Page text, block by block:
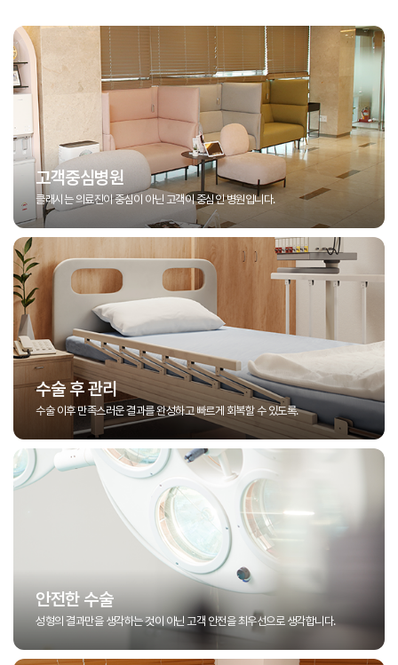
고객중심병원
클래시는 의료진이 중심이 아닌 고객이 중심인 병원입니다.
수술 후 관리
수술 이후 만족스러운 결과를 완성하고 빠르게 회복할 수 있도록.
안전한 수술
성형의 결과만을 생각하는 것이 아닌 고객 안전을 최우선으로 생각합니다.